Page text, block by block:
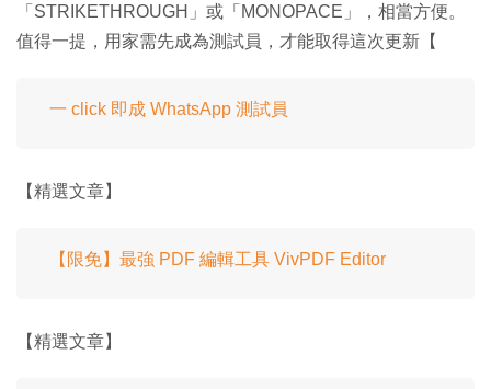
「STRIKETHROUGH」或「MONOPACE」，相當方便。
值得一提，用家需先成為測試員，才能取得這次更新【
一 click 即成 WhatsApp 測試員
【精選文章】
【限免】最強 PDF 編輯工具 VivPDF Editor
【精選文章】